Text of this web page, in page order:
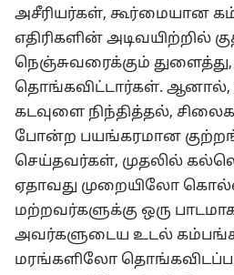
அசீரியர்கள், கூர்மையான
எதிரிகளின் அடிவயிற்றில்
நெஞ்சுவரைக்கும் துளைத்து,
தொங்கவிட்டார்கள். ஆனால்,
கடவுளை நிந்தித்தல்,
போன்ற பயங்கரமான
செய்தவர்கள், முதலில்
ஏதாவது முறையிலோ
மற்றவர்களுக்கு ஒரு
அவர்களுடைய உடல்
மரங்களிலோ